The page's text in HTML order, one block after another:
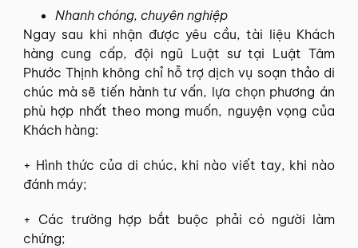
Nhanh chóng, chuyên nghiệp
Ngay sau khi nhận được yêu cầu, tài liệu Khách
hàng cung cấp, đội ngũ Luật sư tại Luật Tâm
Phước Thịnh không chỉ hỗ trợ dịch vụ soạn thảo di
chúc mà sẽ tiến hành tư vấn, lựa chọn phương án
phù hợp nhất theo mong muốn, nguyện vọng của
Khách hàng:
+ Hình thức của di chúc, khi nào viết tay, khi nào
đánh máy;
+ Các trường hợp bắt buộc phải có người làm
chứng;